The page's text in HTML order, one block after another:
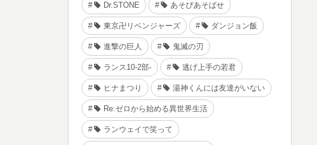
Dr.STONE あそびあそばせ
東京卍リベンジャーズ ダンジョン飯
進撃の巨人 鬼滅の刃
ランス10-2部- 逃げ上手の若君
ヒナまつり 湯神くんには友達がいない
Re:ゼロから始める異世界生活
ランウェイで笑って